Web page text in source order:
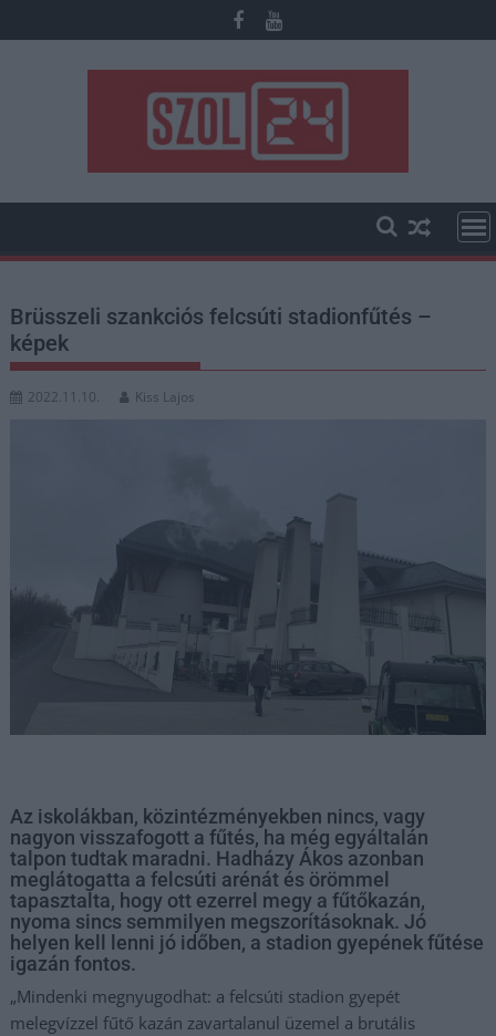
to
Brüsszeli szankciós felcsúti stadionfűtés –
képek
2022.11.10. Kiss Lajos
Az iskolákban, közintézményekben nincs, vagy
nagyon visszafogott a fűtés, ha még egyáltalán
talpon tudtak maradni. Hadházy Ákos azonban
meglátogatta a felcsúti arénát és örömmel
tapasztalta, hogy ott ezerrel megy a fűtőkazán,
nyoma sincs semmilyen megszorításoknak. Jó
helyen kell lenni jó időben, a stadion gyepének fűtése
igazán fontos.
„Mindenki megnyugodhat: a felcsúti stadion gyepét
melegvízzel fűtő kazán zavartalanul üzemel a brutális